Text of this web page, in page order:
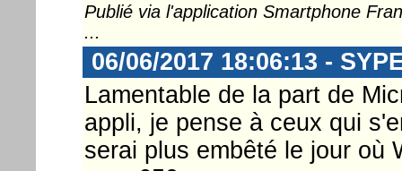
Publié via l'application Smartphone
...
06/06/2017 18:06:13 -
Lamentable de la part de
appli, je pense à ceux qui
serai plus embêté le jour où